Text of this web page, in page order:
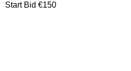
Start Bid €150